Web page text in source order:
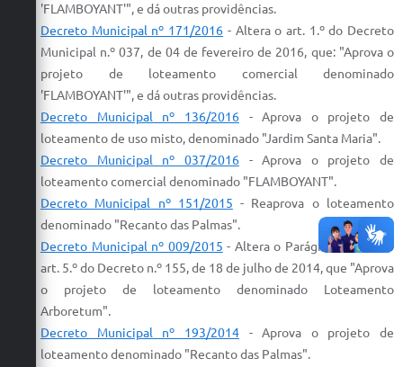
'FLAMBOYANT'", e dá outras providências.
Decreto Municipal nº 171/2016 - Altera o art. 1.º do Decreto
Municipal n.º 037, de 04 de fevereiro de 2016, que: "Aprovao
projeto de loteamento comercial denominado
'FLAMBOYANT'", e dá outras providências.
Decreto Municipal nº 136/2016-Aprova o projeto de
loteamentode uso misto, denominado "Jardim Santa Maria".
Decreto Municipal nº 037/2016-Aprova o projeto de
loteamentocomercial denominado "FLAMBOYANT".
Decreto Municipal nº 151/2015 - Reaprova o
loteamento
denominado "Recanto das Palmas".
Decreto Municipal nº 009/2015 - Altera o Parágrafo único do
art. 5.º do Decreto n.º 155, de 18 de julho de 2014, que "Aprova
o projeto de loteamento denominado Loteamento
Arboretum".
Decreto Municipal nº 193/2014-Aprova o projeto de
loteamentodenominado "Recanto das Palmas".